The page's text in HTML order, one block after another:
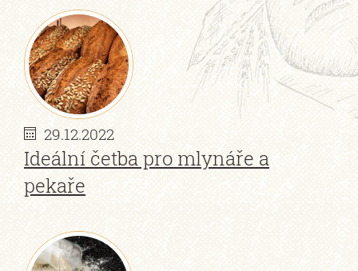
29.12.2022
Ideální četba pro mlynáře a
pekaře